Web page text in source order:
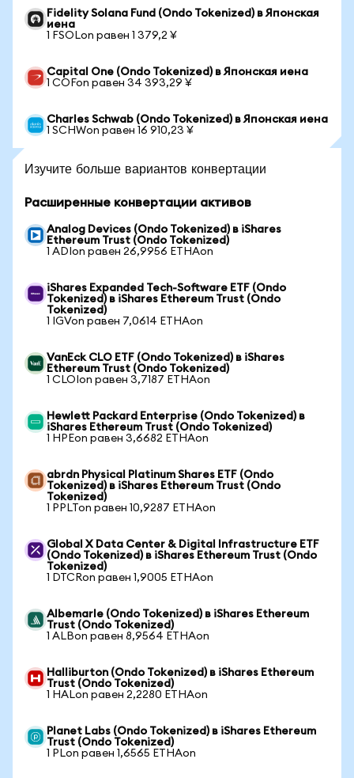
Fidelity Solana Fund (Ondo Tokenized) в Японская
иена
1 FSOLon равен 1 379,2 ¥
Capital One (Ondo Tokenized) в Японская иена
1 COFon равен 34 393,29 ¥
Charles Schwab (Ondo Tokenized) в Японская иена
1 SCHWon равен 16 910,23 ¥
Изучите больше вариантов конвертации
Расширенные конвертации активов
Analog Devices (Ondo Tokenized) в iShares
Ethereum Trust (Ondo Tokenized)
1 ADIon равен 26,9956 ETHAon
iShares Expanded Tech-Software ETF (Ondo
Tokenized) в iShares Ethereum Trust (Ondo
Tokenized)
1 IGVon равен 7,0614 ETHAon
VanEck CLO ETF (Ondo Tokenized) в iShares
Ethereum Trust (Ondo Tokenized)
1 CLOIon равен 3,7187 ETHAon
Hewlett Packard Enterprise (Ondo Tokenized) в
iShares Ethereum Trust (Ondo Tokenized)
1 HPEon равен 3,6682 ETHAon
abrdn Physical Platinum Shares ETF (Ondo
Tokenized) в iShares Ethereum Trust (Ondo
Tokenized)
1 PPLTon равен 10,9287 ETHAon
Global X Data Center & Digital Infrastructure ETF
(Ondo Tokenized) в iShares Ethereum Trust (Ondo
Tokenized)
1 DTCRon равен 1,9005 ETHAon
Albemarle (Ondo Tokenized) в iShares Ethereum
Trust (Ondo Tokenized)
1 ALBon равен 8,9564 ETHAon
Halliburton (Ondo Tokenized) в iShares Ethereum
Trust (Ondo Tokenized)
1 HALon равен 2,2280 ETHAon
Planet Labs (Ondo Tokenized) в iShares Ethereum
Trust (Ondo Tokenized)
1 PLon равен 1,6565 ETHAon